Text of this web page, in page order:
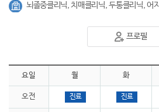
뇌졸중클리닉, 치매클리닉, 두통클리닉, 어
프로필
요일 월 화
오전 진료 진료